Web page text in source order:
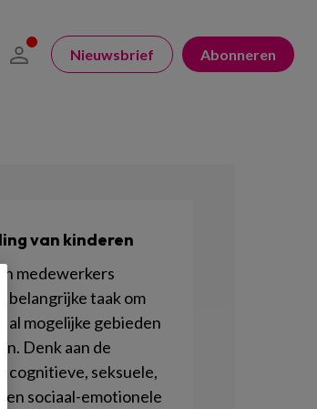
Nieuwsbrief Abonneren
van kinderen
medewerkers
belangrijke taak om
al mogelijke gebieden
Denk aan de
cognitieve, seksuele,
en sociaal-emotionele